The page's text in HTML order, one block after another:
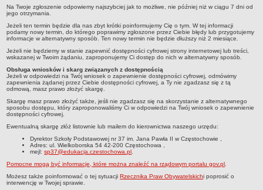
Zarządzenia
Rejestry, ewidencje, archiwa
Kontrole
PONOWNE WYKORZYSTYWANIE
Sprawozdania
Deklaracja dostępności
DEKLARACJA DOSTĘPNOŚCI
OŚWIADCZENIA MAJĄTKOWE
PONOWNE WYKORZYSTYWANIE
OCHRONA DANYCH OSOBOWYCH
Na Twoje zgłoszenie odpowiemy najszybciej jak to możliwe, nie później niż w ciągu 7 dni od
jego otrzymania.
Jeżeli ten termin będzie dla nas zbyt krótki poinformujemy Cię o tym. W tej informacji
podamy nowy termin, do którego poprawimy zgłoszone przez Ciebie błędy lub przygotujemy
informacje w alternatywny sposób. Ten nowy termin nie będzie dłuższy niż 2 miesiące.
Jeżeli nie będziemy w stanie zapewnić dostępności cyfrowej strony internetowej lub treści,
wskazanej w Twoim żądaniu, zaproponujemy Ci dostęp do nich w alternatywny sposób.
Obsługa wniosków i skarg związanych z dostępnością
Jeżeli w odpowiedzi na Twój wniosek o zapewnienie dostępności cyfrowej, odmówimy
zapewnienia żądanej przez Ciebie dostępności cyfrowej, a Ty nie zgadzasz się z tą
odmową, masz prawo złożyć skargę.
Skargę masz prawo złożyć także, jeśli nie zgadzasz się na skorzystanie z alternatywnego
sposobu dostępu, który zaproponowaliśmy Ci w odpowiedzi na Twój wniosek o zapewnienie
dostępności cyfrowej.
Ewentualną skargę złóż listownie lub mailem do kierownictwa naszego urzędu:
Dyrektor Szkoły Podstawowej nr 37 im. Jana Pawła II w Częstochowie
Adres:ul. Wielkoborska 54 42-200 Częstochowa
mejl:sp37@edukacja.czestochowa.pl
Pomocne mogą być informacje, które można znaleźć na rządowym portalu gov.pl
Możesz także poinformować o tej sytuacjiRzecznika Praw Obywatelskichi poprosić o
interwencję w Twojej sprawie.